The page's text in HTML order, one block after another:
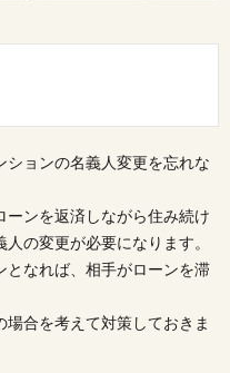
ョンの名義人変更を忘れな
ーンを返済しながら住み続け
の変更が必要になります。
となれば、相手がローンを滞
合を考えて対策しておきま